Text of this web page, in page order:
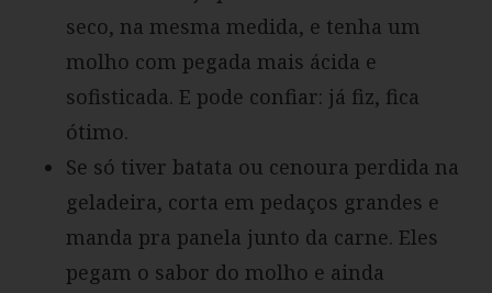
seco, na mesma medida, e tenha um
molho com pegada mais ácida e
sofisticada. E pode confiar: já fiz, fica
ótimo.
Se só tiver batata ou cenoura perdida na
geladeira, corta em pedaços grandes e
manda pra panela junto da carne. Eles
pegam o sabor do molho e ainda